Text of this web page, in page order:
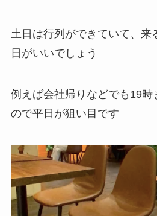
土日は行列ができていて、来
日がいいでしょう
例えば会社帰りなどでも19時
ので平日が狙い目です